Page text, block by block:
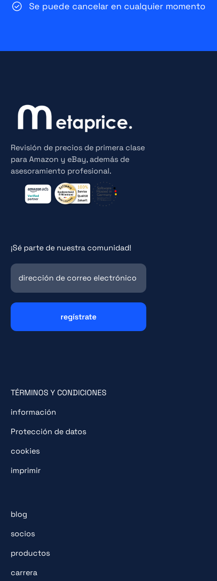
Se puede cancelar en cualquier momento
Revisión de precios de primera clase
para Amazon y eBay, además de
asesoramiento profesional.
¡Sé parte de nuestra comunidad!
TÉRMINOS Y CONDICIONES
información
Protección de datos
cookies
imprimir
blog
socios
productos
carrera